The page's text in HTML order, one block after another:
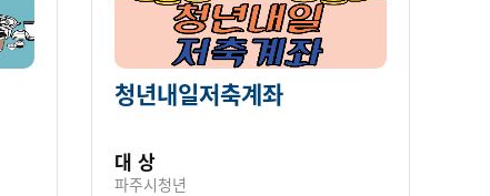
청년내일저축계좌
대 상
파주시청년